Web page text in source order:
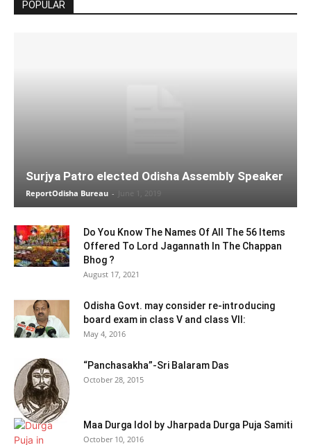
POPULAR
Surjya Patro elected Odisha Assembly Speaker
ReportOdisha Bureau - June 1, 2019
Do You Know The Names Of All The 56 Items
Offered To Lord Jagannath In The Chappan
Bhog ?
August 17, 2021
Odisha Govt. may consider re-introducing
board exam in class V and class VII:
May 4, 2016
“Panchasakha”-Sri Balaram Das
October 28, 2015
Maa Durga Idol by Jharpada Durga Puja Samiti
October 10, 2016